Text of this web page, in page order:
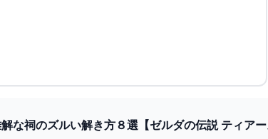
な祠のズルい解き方８選【ゼルダの伝説 ティア